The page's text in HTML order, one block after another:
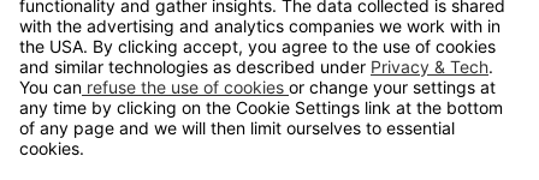
Åpningstid
Hverdager 08:00-16:00